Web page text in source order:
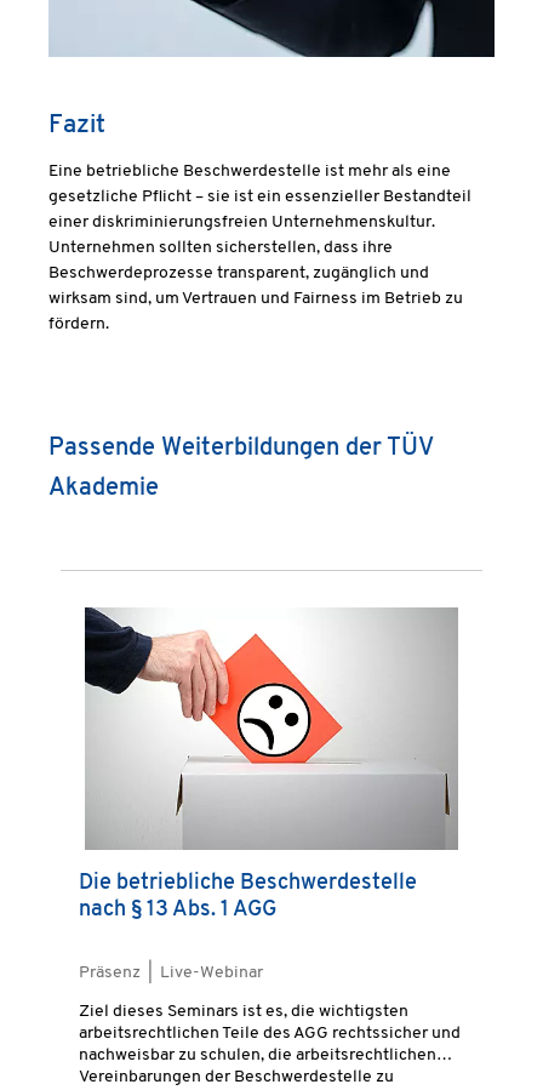
Fazit
Eine betriebliche Beschwerdestelle ist mehr als eine
gesetzliche Pflicht – sie ist ein essenzieller Bestandteil
einer diskriminierungsfreien Unternehmenskultur.
Unternehmen sollten sicherstellen, dass ihre
Beschwerdeprozesse transparent, zugänglich und
wirksam sind, um Vertrauen und Fairness im Betrieb zu
fördern.
Passende Weiterbildungen der TÜV
Akademie
Die betriebliche Beschwerdestelle
nach § 13 Abs. 1 AGG
Präsenz | Live-Webinar
Ziel dieses Seminars ist es, die wichtigsten
arbeitsrechtlichen Teile des AGG rechtssicher und
nachweisbar zu schulen, die arbeitsrechtlichen
Vereinbarungen der Beschwerdestelle zu